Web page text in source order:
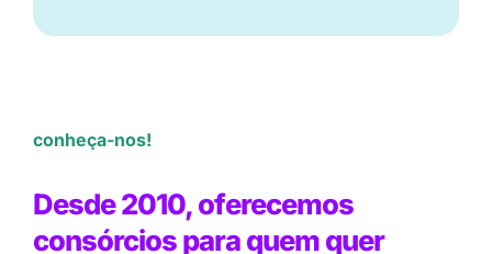
conheça-nos!
Desde 2010, oferecemos
consórcios para quem quer